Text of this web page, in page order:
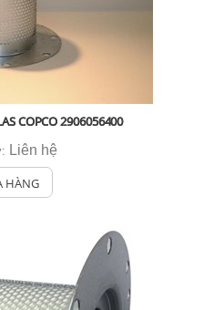
COPCO 2906056400
Liên hệ
HÀNG